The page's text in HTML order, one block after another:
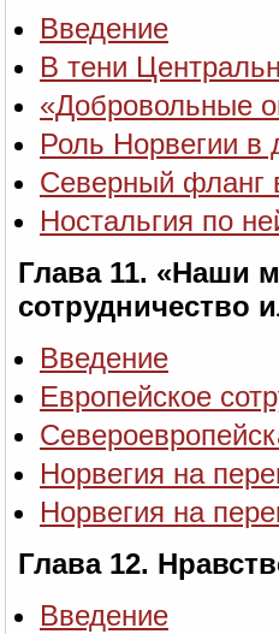
Введение
В тени
«Добровольные
Роль Норвегии в
Северный фланг
Ностальгия по
Глава 11. «Наши
сотрудничество
Введение
Европейское
Норвегия на
Норвегия на
Глава 12.
Введение